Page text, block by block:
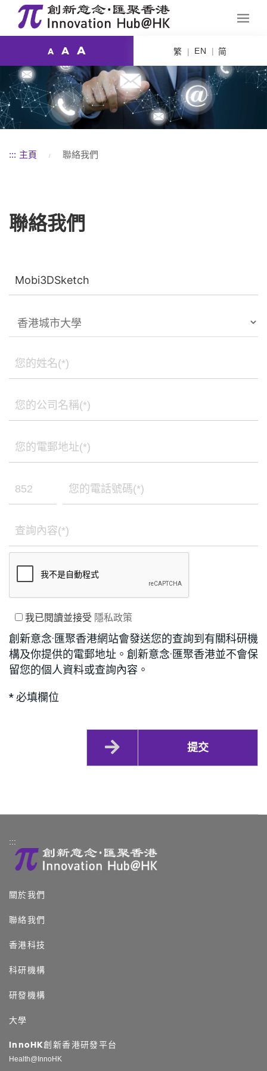
A A A 繁 EN 简
::: 主頁 聯絡我們
聯絡我們
我已閱讀並接受 隱私政策
創新意念·匯聚香港網站會發送您的查詢到有關科研機
構及你提供的電郵地址。創新意念·匯聚香港並不會保
留您的個人資料或查詢內容。
* 必填欄位
提交
:::
關於我們
聯絡我們
香港科技
科研機構
研發機構
大學
InnoHK創新香港研發平台
Health@InnoHK